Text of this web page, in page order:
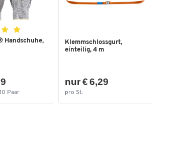
Handschuhe,
Paar
Klemmschlossgurt,
einteilig, 4 m
nur € 6,29
pro St.